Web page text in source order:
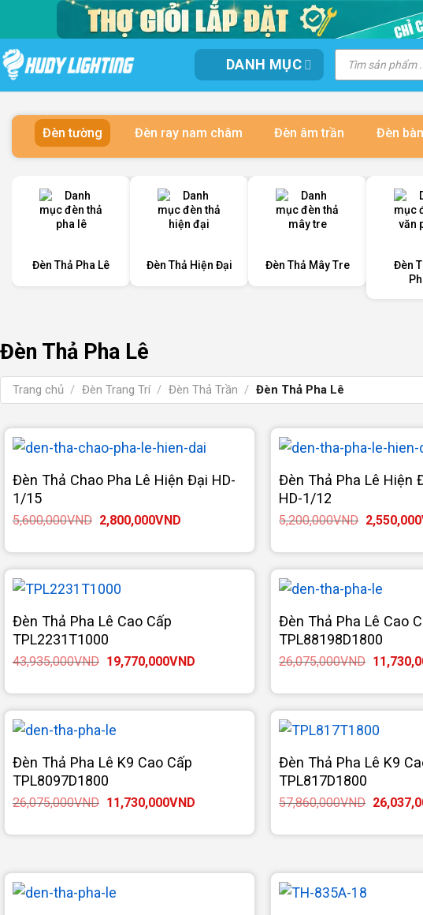
nội
dung
DANH MỤC
Tìm
kiếm
sản
phẩm
Đèn tường Đèn ray nam châm Đèn âm trần Đèn bàn
Đèn Thả Pha Lê Đèn Thả Hiện Đại Đèn Thả Mây Tre
Đèn
Đèn Thả Pha Lê
Trang chủ / Đèn Trang Trí / Đèn Thả Trần / Đèn Thả Pha Lê
Đèn Thả Chao Pha Lê Hiện Đại HD-
1/15
5,600,000VND Giá
gốc
5,600,000VND.
2,800,000VNDGiá
là:
2,800,000VND.
Đèn Thả Pha Lê Hiện
HD-1/12
5,200,000VND Giá
gốc
2,550,000
Đèn Thả Pha Lê Cao Cấp
TPL2231T1000
43,935,000VND Giá
gốc
43,935,000VND.
19,770,000VNDGiá
là:
19,770,000VND.
Đèn Thả Pha Lê Cao
TPL88198D1800
26,075,000VND Giá
gốc
Đèn Thả Pha Lê K9 Cao Cấp
TPL8097D1800
26,075,000VND Giá
gốc
26,075,000VND.
11,730,000VNDGiá
là:
Đèn Thả Pha Lê K9
TPL817D1800
57,860,000VND Giá
gốc